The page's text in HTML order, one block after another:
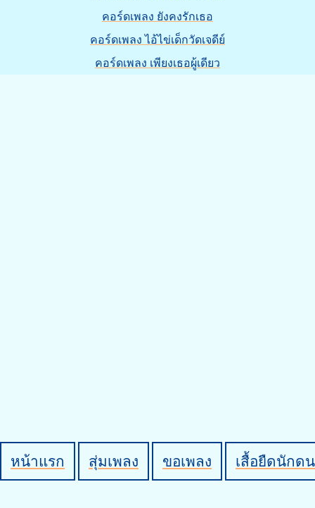
คอร์ดเพลง ยังคงรักเธอ
คอร์ดเพลง ไอ้ไข่เด็กวัดเจดีย์
คอร์ดเพลง เพียงเธอผู้เดียว
หน้าแรก สุ่มเพลง ขอเพลง เสื้อยืดนักด